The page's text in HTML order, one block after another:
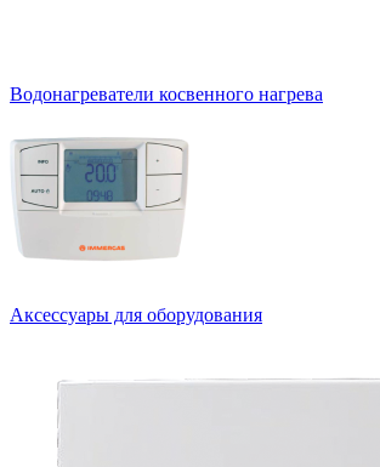
Водонагреватели косвенного нагрева
Аксессуары для оборудования